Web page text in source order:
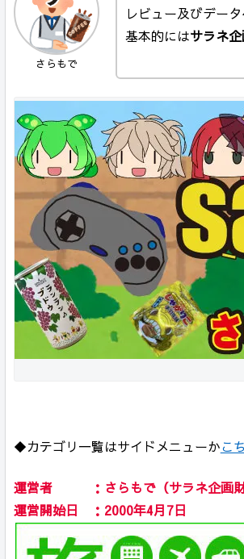
さらもで
レビュー及びデー
基本的にはサラネ
◆カテゴリ一覧はサイドメニューかこ
運営者 ：さらもで（サラネ企画
運営開始日 ：2000年4月7日